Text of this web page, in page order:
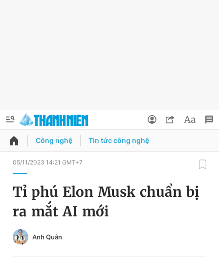
QUẢNG CÁO ĐẶT BÁO
Chuyên mục
Chuyên mục khác
Đổi mật khẩu
Tin đã lưu
Tin đã xem
Công nghệ Tin tức công nghệ
05/11/2023 14:21 GMT+7
Tỉ phú Elon Musk chuẩn bị
ra mắt AI mới
Anh Quân